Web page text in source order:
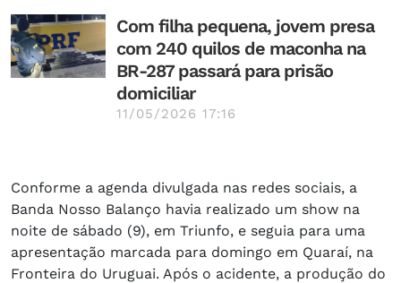
Com filha pequena, jovem presa
com 240 quilos de maconha na
BR-287 passará para prisão
domiciliar
11/05/2026 17:16
Conforme a agenda divulgada nas redes sociais, a
Banda Nosso Balanço havia realizado um show na
noite de sábado (9), em Triunfo, e seguia para uma
apresentação marcada para domingo em Quaraí, na
Fronteira do Uruguai. Após o acidente, a produção do